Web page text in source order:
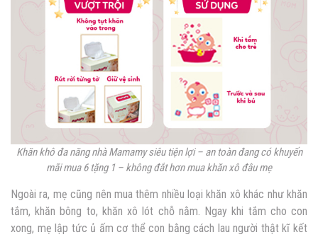
Khăn khô đa năng nhà Mamamy siêu tiện lợi – an toàn đang có khuyến
mãi mua 6 tặng 1 – không đắt hơn mua khăn xô đâu mẹ
Ngoài ra, mẹ cũng nên mua thêm nhiều loại khăn xô khác như khăn
tắm, khăn bông to, khăn xô lót chỗ nằm. Ngay khi tắm cho con
xong, mẹ lập tức ủ ấm cơ thể con bằng cách lau người thật kĩ kết